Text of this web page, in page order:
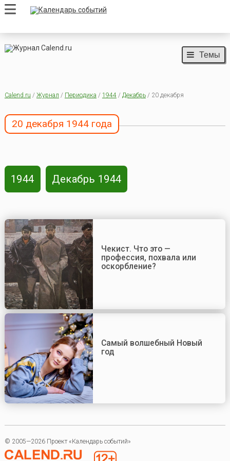
Темы
Calend.ru / Журнал / Периодика / 1944/ Декабрь/ 20 декабря
20 декабря 1944 года
1944 Декабрь 1944
Чекист. Что это —
профессия, похвала или
оскорбление?
Самый волшебный Новый
год
© 2005—2026 Проект «Календарь событий»